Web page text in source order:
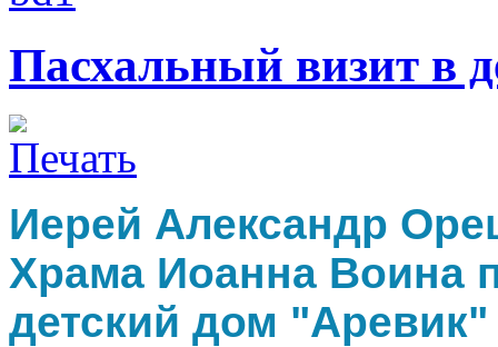
Пасхальный визит в
Иерей Александр
Храма Иоанна Воина
детский дом